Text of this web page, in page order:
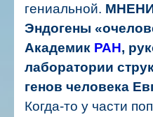
гениальной.
Эндогены
Академик РАН,
лаборатории
генов человека
Когда-то у части